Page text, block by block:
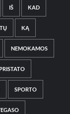
IŠ KAD
KĄ
NEMOKAMOS
SPORTO